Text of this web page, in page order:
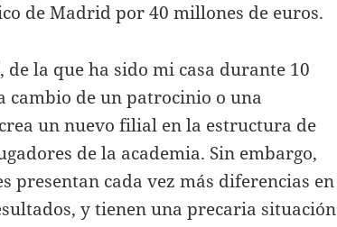
de Madrid por 40 millones de euros.
la que ha sido mi casa durante 10
cambio de un patrocinio o una
un nuevo filial en la estructura de
de la academia. Sin embargo,
presentan cada vez más diferencias en
y tienen una precaria situación